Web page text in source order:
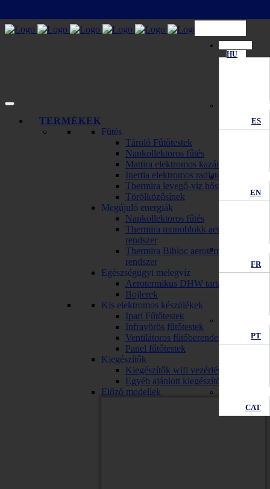
HU
ES
EN
FR
PT
CAT
TERMÉKEK
Fűtés
Tároló Fűtőtestek
Napkollektoros fűtés
Mattira elektromos kazánok
Inertia elektromos radiator
Thermira levegő-víz hőszivattyú
Törölközősínek
Megújuló energiák
Napkollektoros fűtés
Thermira monoblokk aerotermikus
rendszer
Thermira Bibloc aerotermikus
rendszer
Egészségügyi melegvíz
Aerotermikus DHW tartály
Bojlerek
Kis elektromos készülékek
Ipari Fűtőtestek
Infravörös fűtőtestek
Ventilátoros fűtőberendezések
Panel fűtőtestek
Kiegészítők
Kiegészítők wifi vezérléssel
Egyéb ajánlott kiegészítők
Előző modellek